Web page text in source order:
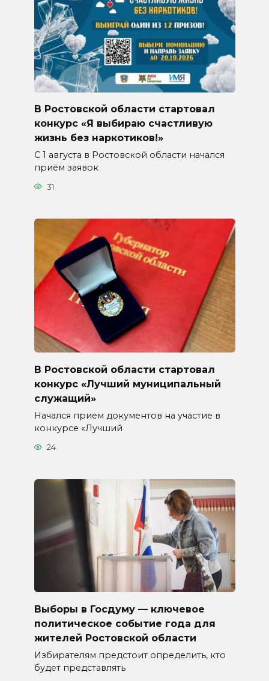
В Ростовской области стартовал
конкурс «Я выбираю счастливую
жизнь без наркотиков!»
С 1 августа в Ростовской области начался
приём заявок
31
В Ростовской области стартовал
конкурс «Лучший муниципальный
служащий»
Начался прием документов на участие в
конкурсе «Лучший
24
Выборы в Госдуму — ключевое
политическое событие года для
жителей Ростовской области
Избирателям предстоит определить, кто
будет представлять